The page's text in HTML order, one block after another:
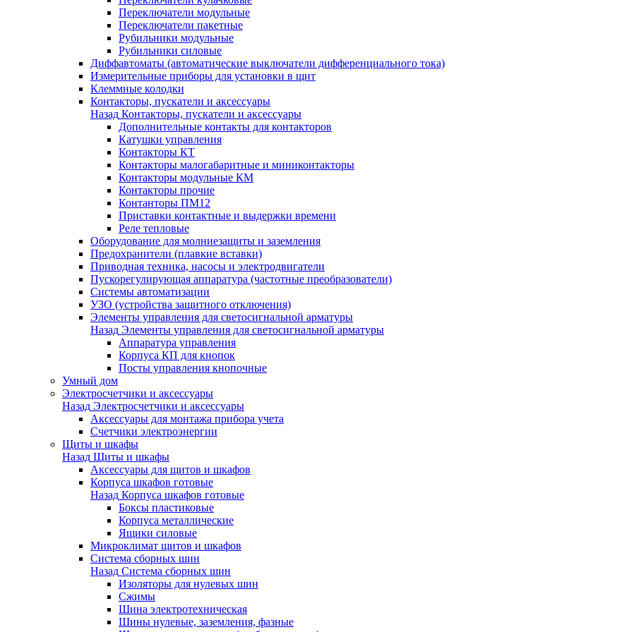
Переключатели модульные
Переключатели пакетные
Рубильники модульные
Рубильники силовые
Диффавтоматы (автоматические выключатели дифференциального тока)
Измерительные приборы для установки в щит
Клеммные колодки
Контакторы, пускатели и аксессуары
Назад Контакторы, пускатели и аксессуары
Дополнительные контакты для контакторов
Катушки управления
Контакторы КТ
Контакторы малогабаритные и миниконтакторы
Контакторы модульные КМ
Контакторы прочие
Контанторы ПМ12
Приставки контактные и выдержки времени
Реле тепловые
Оборудование для молниезащиты и заземления
Предохранители (плавкие вставки)
Приводная техника, насосы и электродвигатели
Пускорегулирующая аппаратура (частотные преобразователи)
Системы автоматизации
УЗО (устройства защитного отключения)
Элементы управления для светосигнальной арматуры
Назад Элементы управления для светосигнальной арматуры
Аппаратура управления
Корпуса КП для кнопок
Посты управления кнопочные
Умный дом
Электросчетчики и аксессуары
Назад Электросчетчики и аксессуары
Аксессуары для монтажа прибора учета
Счетчики электроэнергии
Щиты и шкафы
Назад Щиты и шкафы
Аксессуары для щитов и шкафов
Корпуса шкафов готовые
Назад Корпуса шкафов готовые
Боксы пластиковые
Корпуса металлические
Ящики силовые
Микроклимат щитов и шкафов
Система сборных шин
Назад Система сборных шин
Изоляторы для нулевых шин
Сжимы
Шина электротехническая
Шины нулевые, заземления, фазные